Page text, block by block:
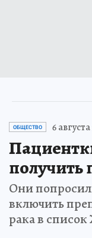
ОБЩЕСТВО 6 августа
получить
Они
включить
рака в